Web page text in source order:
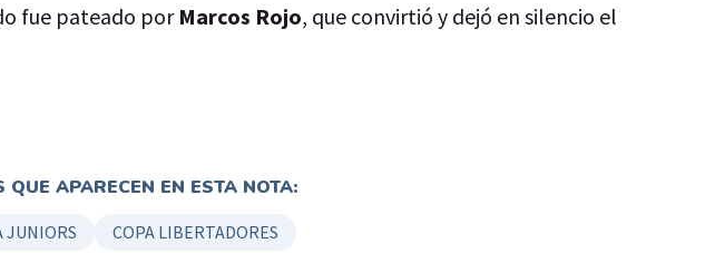
fue pateado por Marcos Rojo, que convirtió y dejó en silencio el
QUE APARECEN EN ESTA NOTA:
JUNIORS COPA LIBERTADORES